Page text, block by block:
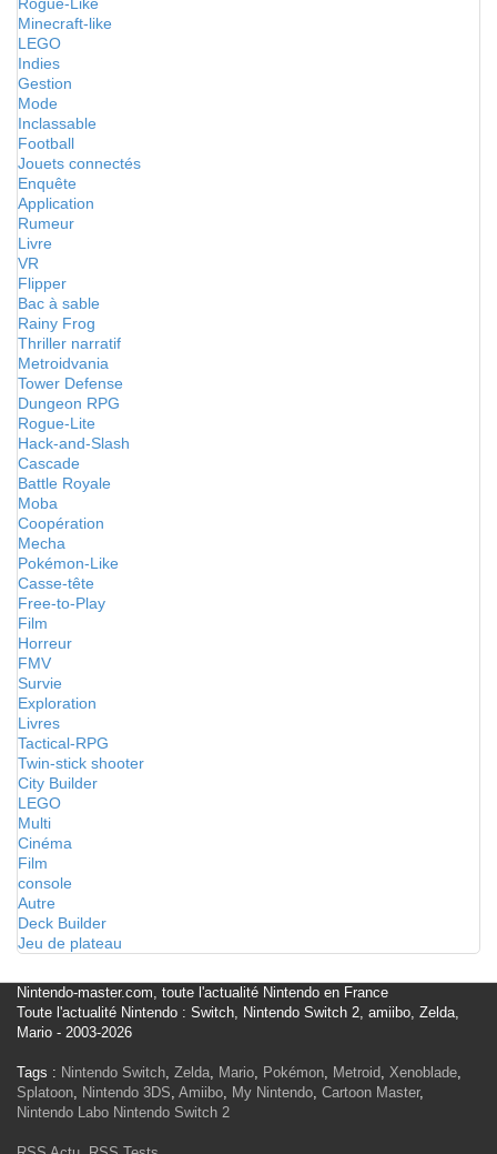
Minecraft-like
LEGO
Indies
Gestion
Mode
Inclassable
Football
Jouets connectés
Enquête
Application
Rumeur
Livre
VR
Flipper
Bac à sable
Rainy Frog
Thriller narratif
Metroidvania
Tower Defense
Dungeon RPG
Rogue-Lite
Hack-and-Slash
Cascade
Battle Royale
Moba
Coopération
Mecha
Pokémon-Like
Casse-tête
Free-to-Play
Film
Horreur
FMV
Survie
Exploration
Livres
Tactical-RPG
Twin-stick shooter
City Builder
LEGO
Multi
Cinéma
Film
console
Autre
Deck Builder
Jeu de plateau
Nintendo-master.com, toute l'actualité Nintendo en France
Toute l'actualité Nintendo : Switch, Nintendo Switch 2, amiibo, Zelda,
Mario - 2003-2026
Tags : Nintendo Switch, Zelda, Mario, Pokémon, Metroid, Xenoblade,
Splatoon, Nintendo 3DS, Amiibo, My Nintendo, Cartoon Master,
Nintendo Labo Nintendo Switch 2